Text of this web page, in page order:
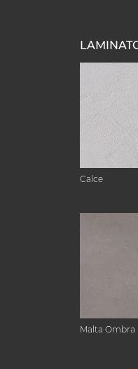
Calce
Malta Ombra